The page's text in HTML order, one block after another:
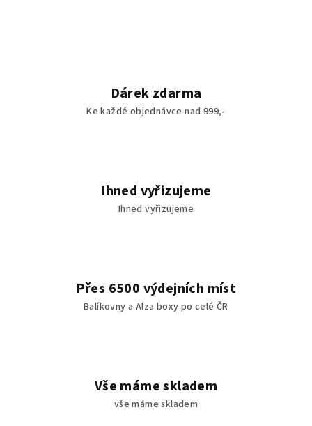
Dárek zdarma
Ke každé objednávce nad 999,-
Ihned vyřizujeme
Ihned vyřizujeme
Přes 6500 výdejních míst
Balíkovny a Alza boxy po celé ČR
Vše máme skladem
vše máme skladem